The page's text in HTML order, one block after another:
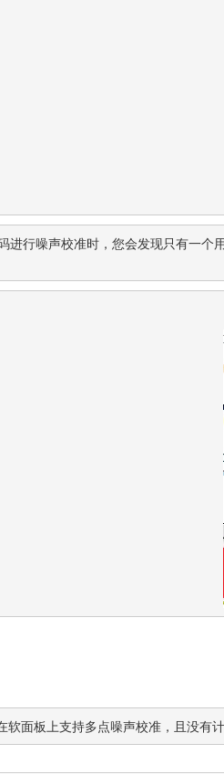
进行噪声校准时，您会发现只有一个
软面板上支持多点噪声校准，且没有